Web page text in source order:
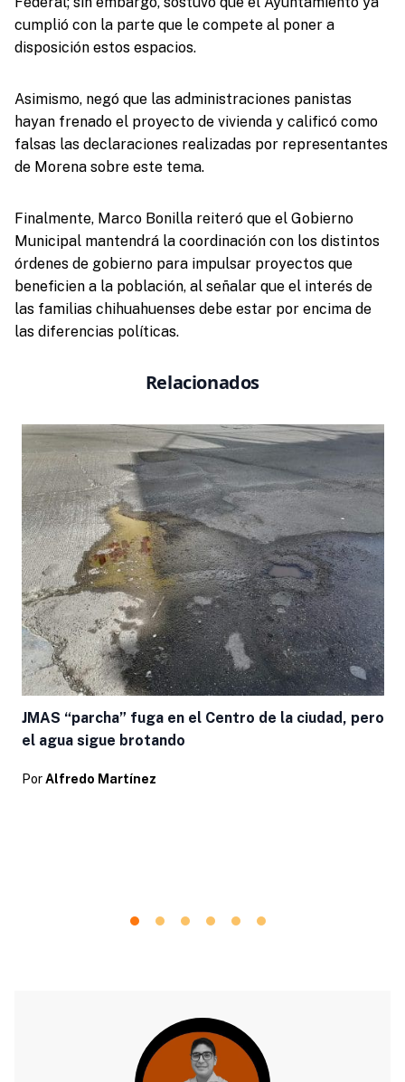
cumplió con la parte que le compete al poner a
disposición estos espacios.
Asimismo, negó que las administraciones panistas
hayan frenado el proyecto de vivienda y calificó como
falsas las declaraciones realizadas por representantes
de Morena sobre este tema.
Finalmente, Marco Bonilla reiteró que el Gobierno
Municipal mantendrá la coordinación con los distintos
órdenes de gobierno para impulsar proyectos que
beneficien a la población, al señalar que el interés de
las familias chihuahuenses debe estar por encima de
las diferencias políticas.
Relacionados
JMAS “parcha” fuga en el Centro de la ciudad, pero
el agua sigue brotando
Por Alfredo Martínez